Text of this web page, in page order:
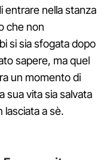
entrare nella stanza
che non
si sia sfogata dopo
sapere, ma quel
un momento di
sua vita sia salvata
lasciata a sè.